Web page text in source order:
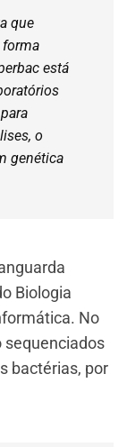
que
forma
está
o
genética
Biologia
No
sequenciados
bactérias, por